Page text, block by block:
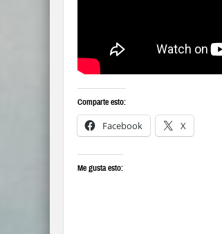
Comparte esto:
Facebook X
Me gusta esto: